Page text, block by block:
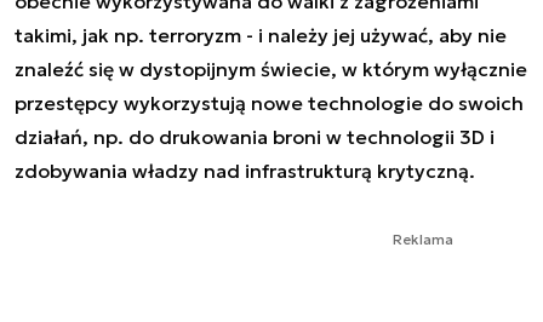
takimi, jak np. terroryzm - i należy jej używać, aby nie
znaleźć się w dystopijnym świecie, w którym wyłącznie
przestępcy wykorzystują nowe technologie do swoich
działań, np. do drukowania broni w technologii 3D i
zdobywania władzy nad infrastrukturą krytyczną.
Reklama